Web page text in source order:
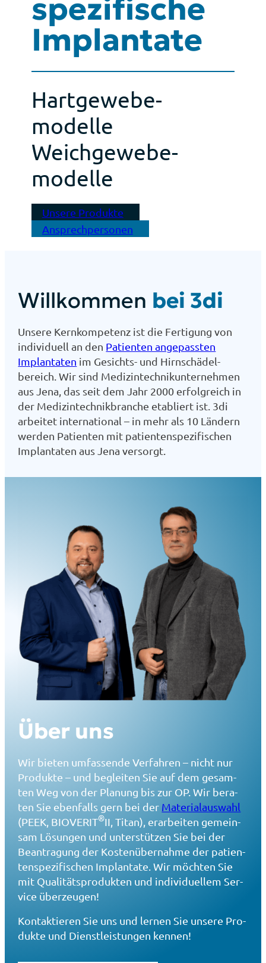
spezifische
Implan­ta­te
Hart­gewebe­
modelle
Weich­gewebe­
modelle
Unse­re Pro­duk­te
Ansprech­per­so­nen
Will­kom­men bei 3di
Unse­re Kern­kom­pe­tenz ist die Fer­ti­gung von
indi­vi­du­ell an den Pati­en­ten ange­pass­ten
Implan­ta­ten im Gesichts- und Hirn­schädel­
bereich. Wir sind Medizin­technik­unter­nehmen
aus Jena, das seit dem Jahr 2000 erfolg­reich in
der Medi­zin­technik­bran­che eta­bliert ist. 3di
arbei­tet inter­na­tio­nal – in mehr als 10 Län­dern
wer­den Pati­en­ten mit pati­en­ten­spe­zi­fi­schen
Implan­ta­ten aus Jena ver­sorgt.
Über uns
Wir bie­ten umfas­sen­de Ver­fah­ren – nicht nur
Pro­duk­te – und beglei­ten Sie auf dem gesam­
ten Weg von der Pla­nung bis zur OP. Wir bera­
ten Sie eben­falls gern bei der Material­auswahl
(PEEK, BIOVERIT®II, Titan), erar­bei­ten gemein­
sam Lösun­gen und unter­stüt­zen Sie bei der
Bean­tra­gung der Kosten­übernahme der pati­en­
ten­spe­zi­fi­schen Implan­ta­te. Wir möch­ten Sie
mit Qua­li­täts­pro­duk­ten und indi­vi­du­el­lem Ser­
vice über­zeu­gen!
Kon­tak­tie­ren Sie uns und ler­nen Sie unse­re Pro­
duk­te und Dienst­leis­tun­gen ken­nen!